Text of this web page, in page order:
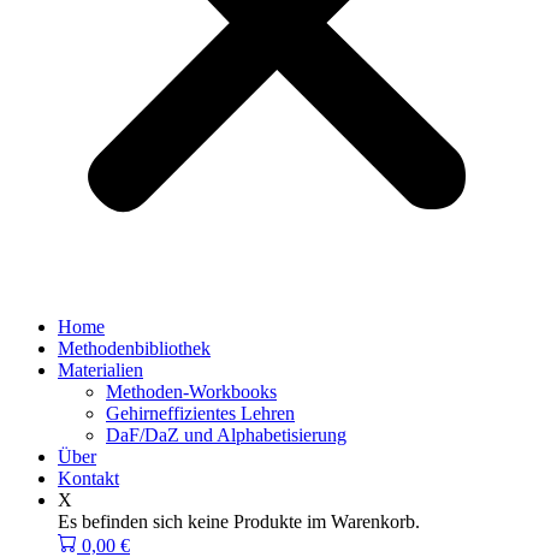
Home
Methodenbibliothek
Materialien
Methoden-Workbooks
Gehirneffizientes Lehren
DaF/DaZ und Alphabetisierung
Über
Kontakt
X
Es befinden sich keine Produkte im Warenkorb.
0,00 €